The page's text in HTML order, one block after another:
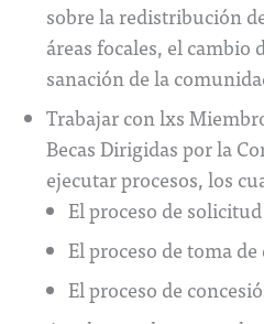
sobre la redistribución
áreas focales, el cambio
sanación de la
Trabajar con lxs
Becas Dirigidas por la
ejecutar procesos, los
El proceso de solicitud
El proceso de toma
El proceso de